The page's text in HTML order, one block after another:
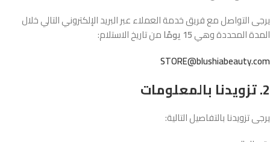
يرجى التواصل مع فريق خدمة العملاء عبر البريد الإلكتروني التالي خلال
المدة المحددة وهي15 يومًا
من تاريخ الاستلام:
STORE@blushiabeauty.com
2. تزويدنا بالمعلومات
يرجى تزويدنا بالتفاصيل التالية: